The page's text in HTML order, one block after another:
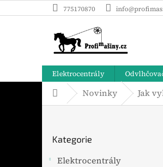
na
775170870
Elektrocentrály
DomůNovinky Jak
kategorie
Kategorie
Elektrocentrály